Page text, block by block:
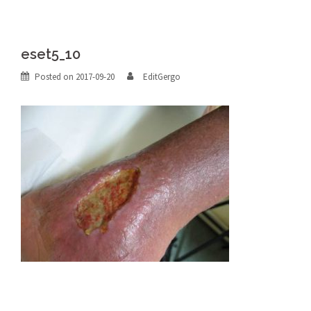
eset5_10
Posted on 2017-09-20 EditGergo